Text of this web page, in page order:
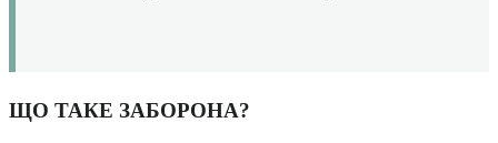
ЩО ТАКЕ ЗАБОРОНА?